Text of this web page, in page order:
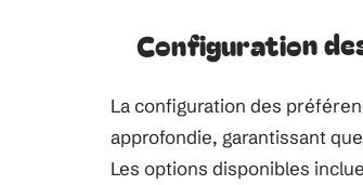
Configuration
La configuration des
approfondie, garantissant
Les options disponibles